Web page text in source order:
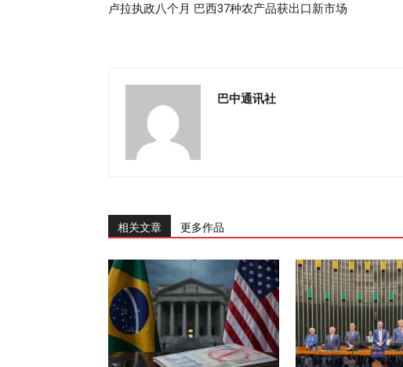
卢拉执政八个月 巴西37种农产品获出口新市场
巴中通讯社
相关文章 更多作品